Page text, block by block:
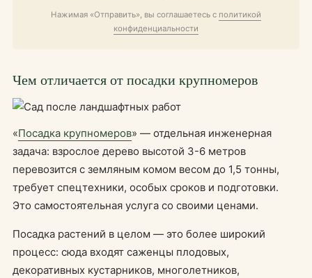
Нажимая «Отправить», вы соглашаетесь с политикой
конфиденциальности
Чем отличается от посадки крупномеров
«Посадка крупномеров» — отдельная инженерная
задача: взрослое дерево высотой 3-6 метров
перевозится с земляным комом весом до 1,5 тонны,
требует спецтехники, особых сроков и подготовки.
Это самостоятельная услуга со своими ценами.
Посадка растений в целом — это более широкий
процесс: сюда входят саженцы плодовых,
декоративных кустарников, многолетников,